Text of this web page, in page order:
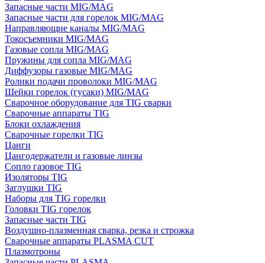
Запасные части MIG/MAG
Запасные части для горелок MIG/MAG
Направляющие каналы MIG/MAG
Токосъемники MIG/MAG
Газовые сопла MIG/MAG
Пружины для сопла MIG/MAG
Диффузоры газовые MIG/MAG
Ролики подачи проволоки MIG/MAG
Шейки горелок (гусаки) MIG/MAG
Сварочное оборудование для TIG сварки
Сварочные аппараты TIG
Блоки охлаждения
Сварочные горелки TIG
Цанги
Цангодержатели и газовые линзы
Сопло газовое TIG
Изоляторы TIG
Заглушки TIG
Наборы для TIG горелки
Головки TIG горелок
Запасные части TIG
Воздушно-плазменная сварка, резка и строжка
Сварочные аппараты PLASMA CUT
Плазмотроны